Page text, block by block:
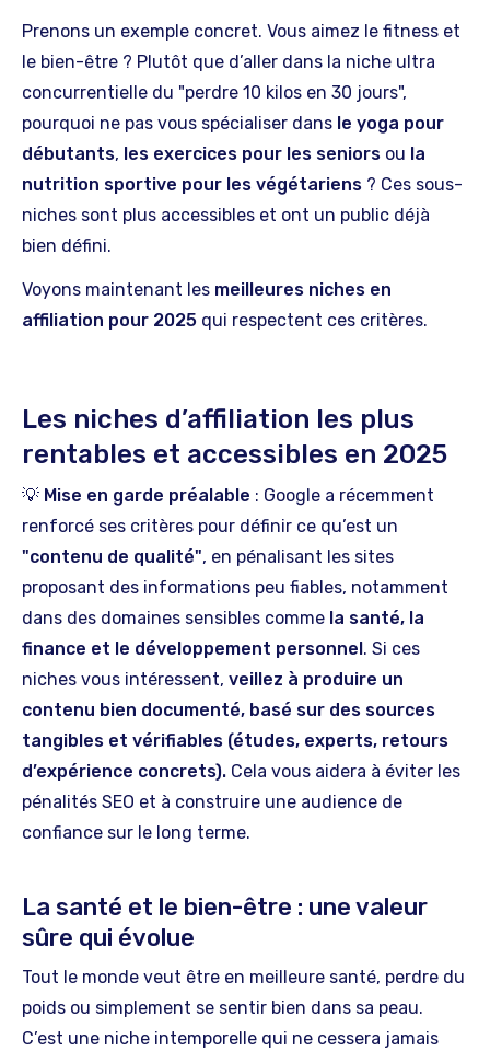
Prenons un exemple concret. Vous aimez le fitness et
le bien-être ? Plutôt que d’aller dans la niche ultra
concurrentielle du "perdre 10 kilos en 30 jours",
pourquoi ne pas vous spécialiser dans le yoga pour
débutants, les exercices pour les seniors ou la
nutrition sportive pour les végétariens ? Ces sous-
niches sont plus accessibles et ont un public déjà
bien défini.
Voyons maintenant les meilleures niches en
affiliation pour 2025 qui respectent ces critères.
Les niches d’affiliation les plus
rentables et accessibles en 2025
💡 Mise en garde préalable : Google a récemment
renforcé ses critères pour définir ce qu’est un
"contenu de qualité", en pénalisant les sites
proposant des informations peu fiables, notamment
dans des domaines sensibles comme la santé, la
finance et le développement personnel. Si ces
niches vous intéressent, veillez à produire un
contenu bien documenté, basé sur des sources
tangibles et vérifiables (études, experts, retours
d’expérience concrets). Cela vous aidera à éviter les
pénalités SEO et à construire une audience de
confiance sur le long terme.
La santé et le bien-être : une valeur
sûre qui évolue
Tout le monde veut être en meilleure santé, perdre du
poids ou simplement se sentir bien dans sa peau.
C’est une niche intemporelle qui ne cessera jamais